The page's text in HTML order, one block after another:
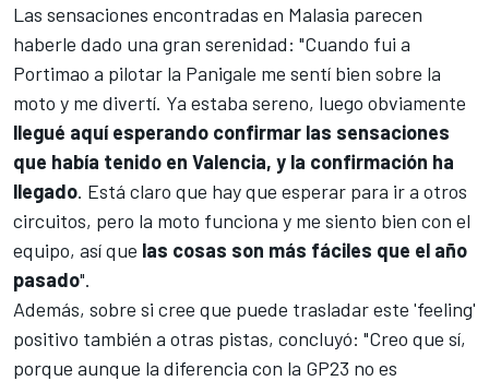
Las sensaciones encontradas en Malasia parecen
haberle dado una gran serenidad: "Cuando fui a
Portimao a pilotar la Panigale me sentí bien sobre la
moto y me divertí. Ya estaba sereno, luego obviamente
llegué aquí esperando confirmar las sensaciones
que había tenido en Valencia, y la confirmación ha
llegado. Está claro que hay que esperar para ir a otros
circuitos, pero la moto funciona y me siento bien con el
equipo, así que las cosas son más fáciles que el año
pasado".
Además, sobre si cree que puede trasladar este 'feeling'
positivo también a otras pistas, concluyó: "Creo que sí,
porque aunque la diferencia con la GP23 no es